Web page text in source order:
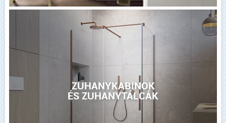
ZUHANYKABINOK
ÉS ZUHANYTÁLCÁK